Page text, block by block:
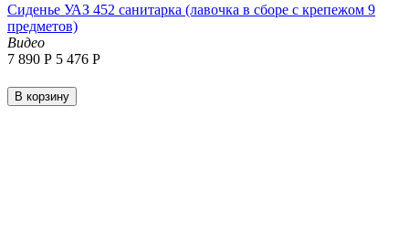
Сиденье УАЗ 452 санитарка (лавочка в сборе с крепежом 9
предметов)
Видео
7 890 Р 5 476 Р
В корзину